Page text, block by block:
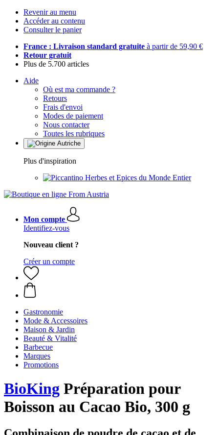
Revenir au menu
Accéder au contenu
Consulter le panier
France : Livraison standard gratuite à partir de 59,90 €
Retour gratuit
Plus de 5.700 articles
Aide
Où est ma commande ?
Retours
Frais d'envoi
Modes de paiement
Nous contacter
Toutes les rubriques
Plus d'inspiration
Herbes et Epices du Monde Entier
Mon compte
Identifiez-vous
Nouveau client ?
Créer un compte
Gastronomie
Mode & Accessoires
Maison & Jardin
Beauté & Vitalité
Barbecue
Marques
Promotions
BioKing Préparation pour
Boisson au Cacao Bio, 300 g